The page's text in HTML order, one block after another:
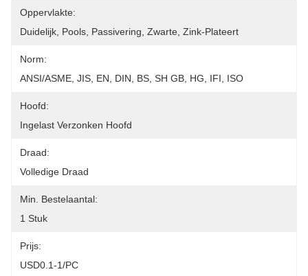
Oppervlakte:
Duidelijk, Pools, Passivering, Zwarte, Zink-Plateert
Norm:
ANSI/ASME, JIS, EN, DIN, BS, SH GB, HG, IFI, ISO
Hoofd:
Ingelast Verzonken Hoofd
Draad:
Volledige Draad
Min. Bestelaantal:
1 Stuk
Prijs:
USD0.1-1/PC